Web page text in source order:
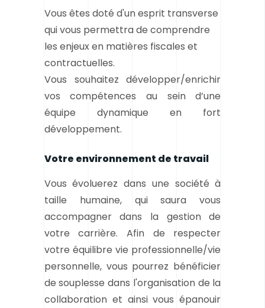
Vous êtes doté d'un esprit transverse
qui vous permettra de comprendre
les enjeux en matières fiscales et
contractuelles.
Vous souhaitez développer/enrichir
vos compétences au sein d’une
équipe dynamique en fort
développement.
Votre environnement de travail
Vous évoluerez dans une société à
taille humaine, qui saura vous
accompagner dans la gestion de
votre carrière. Afin de respecter
votre équilibre vie professionnelle/vie
personnelle, vous pourrez bénéficier
de souplesse dans l'organisation de la
collaboration et ainsi vous épanouir